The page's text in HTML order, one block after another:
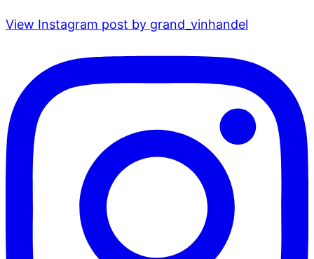
View Instagram post by grand_vinhandel